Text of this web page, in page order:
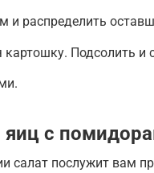
и распределить
Подсолить и
яиц с
салат послужит вам